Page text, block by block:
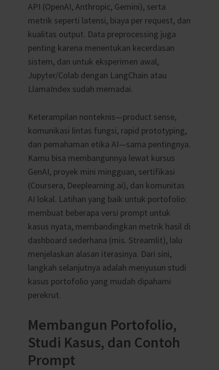
API (OpenAI, Anthropic, Gemini), serta
metrik seperti latensi, biaya per request, dan
kualitas output. Data preprocessing juga
penting karena menentukan kecerdasan
sistem, dan untuk eksperimen awal,
Jupyter/Colab dengan LangChain atau
LlamaIndex sudah memadai.
Keterampilan nonteknis—product sense,
komunikasi lintas fungsi, rapid prototyping,
dan pemahaman etika AI—sama pentingnya.
Kamu bisa membangunnya lewat kursus
GenAI, proyek mini mingguan, sertifikasi
(Coursera, Deeplearning.ai), dan komunitas
AI lokal. Latihan yang baik untuk portofolio:
membuat beberapa versi prompt untuk
kasus nyata, membandingkan metrik hasil di
dashboard sederhana (mis. Streamlit), lalu
menjelaskan alasan iterasinya. Dari sini,
langkah selanjutnya adalah menyusun studi
kasus portofolio yang mudah dipahami
perekrut.
Membangun Portofolio,
Studi Kasus, dan Contoh
Prompt